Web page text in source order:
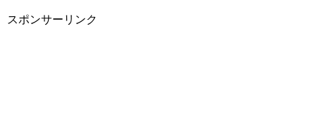
スポンサーリンク